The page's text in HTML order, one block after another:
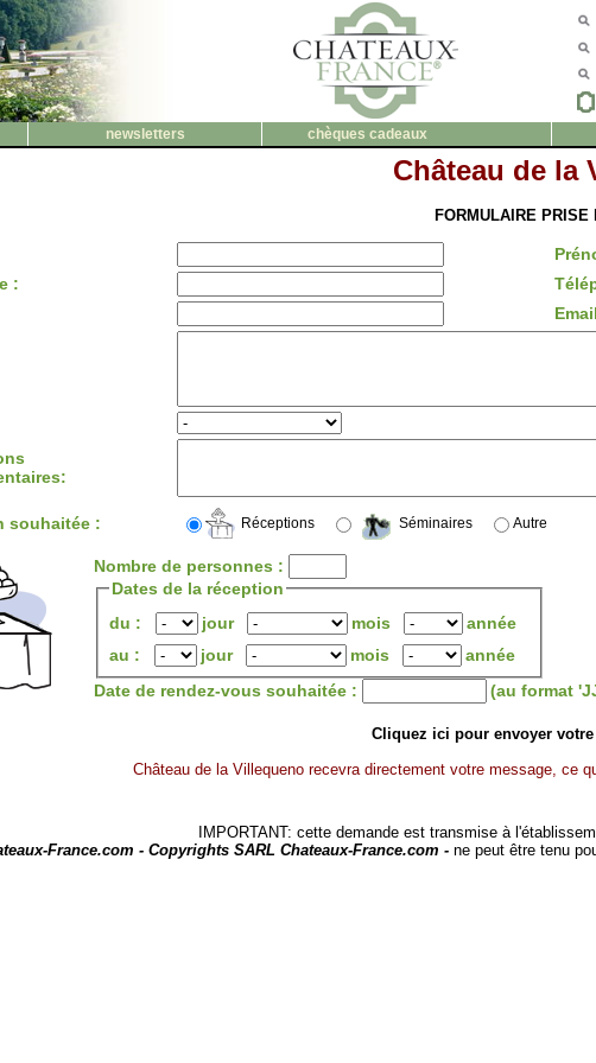
newsletters chèques cadeaux
Château de la
FORMULAIRE PRISE
:
souhaitée : Réceptions Séminaires Autre
Nombre de personnes :
Dates de la réception
du :
jour mois
année
au :
jour mois
année
Date de rendez-vous souhaitée :
(au format
Cliquez ici pour envoyer votre
Château de la Villequeno recevra directement votre message, ce
IMPORTANT: cette demande est transmise à
France.com - Copyrights SARL Chateaux-France.com - ne peut être tenu